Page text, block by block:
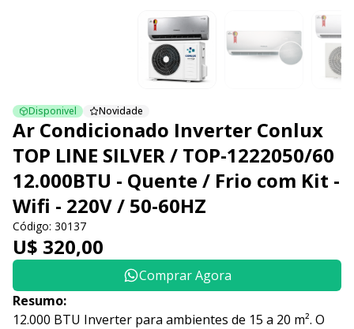
Disponivel Novidade
Ar Condicionado Inverter Conlux
TOP LINE SILVER / TOP-1222050/60
12.000BTU - Quente / Frio com Kit -
Wifi - 220V / 50-60HZ
Código: 30137
U$ 320,00
Comprar Agora
Resumo:
12.000 BTU Inverter para ambientes de 15 a 20 m². O